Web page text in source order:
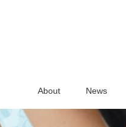
About News